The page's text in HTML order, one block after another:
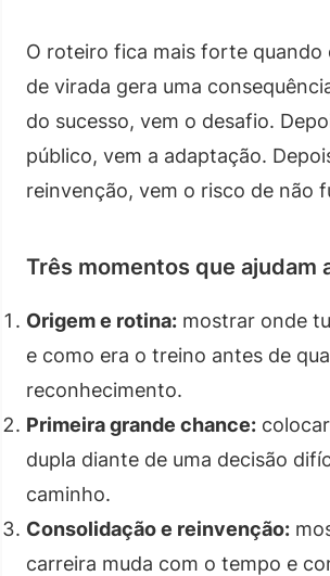
O roteiro fica mais forte quando
de virada gera uma
do sucesso, vem o desafio.
público, vem a adaptação.
reinvenção, vem o risco de não
Três momentos que ajudam
Origem e rotina: mostrar onde
e como era o treino antes de
reconhecimento.
Primeira grande chance:
dupla diante de uma decisão
caminho.
Consolidação e reinvenção:
carreira muda com o tempo e